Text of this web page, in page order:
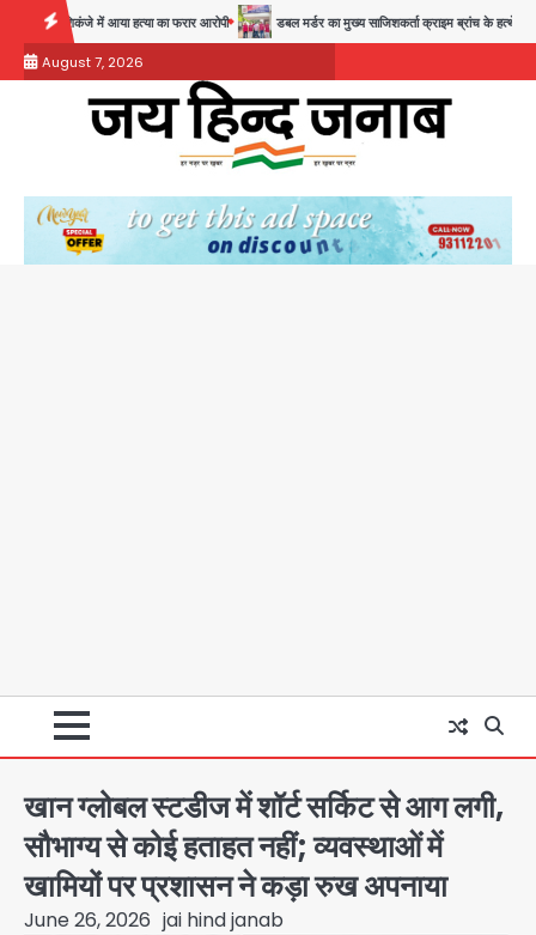
content
में आया हत्या का फरार आरोपी डबल मर्डर का मुख्य साजिशकर्ता क्राइम ब्रांच के हत्थे रोहित
August 7, 2026
खान ग्लोबल स्टडीज में शॉर्ट सर्किट से आग लगी,
सौभाग्य से कोई हताहत नहीं; व्यवस्थाओं में
खामियों पर प्रशासन ने कड़ा रुख अपनाया
June 26, 2026 jai hind janab